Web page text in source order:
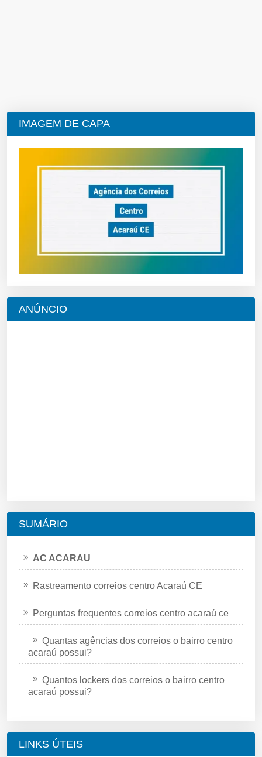
IMAGEM DE CAPA
ANÚNCIO
SUMÁRIO
AC ACARAU
Rastreamento correios centro Acaraú CE
Perguntas frequentes correios centro acaraú ce
Quantas agências dos correios o bairro centro
acaraú possui?
Quantos lockers dos correios o bairro centro
acaraú possui?
LINKS ÚTEIS